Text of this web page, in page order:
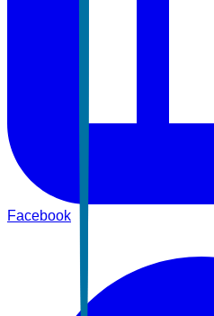
Facebook